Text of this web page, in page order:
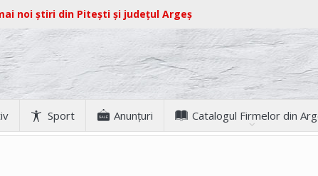
noi știri din Pitești și județul Argeș
Sport Anunţuri Catalogul Firmelor din